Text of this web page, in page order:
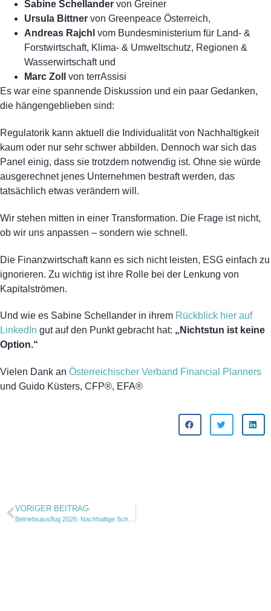
Sabine Schellander von Greiner
Ursula Bittner von Greenpeace Österreich,
Andreas Rajchl vom Bundesministerium für Land- &
Forstwirtschaft, Klima- & Umweltschutz, Regionen &
Wasserwirtschaft und
Marc Zoll
von terrAssisi
Es war eine spannende Diskussion und ein paar Gedanken,
die hängengeblieben sind:
Regulatorik kann aktuell die Individualität von Nachhaltigkeit
kaum oder nur sehr schwer abbilden. Dennoch war sich das
Panel einig, dass sie trotzdem notwendig ist. Ohne sie würde
ausgerechnet jenes Unternehmen bestraft werden, das
tatsächlich etwas verändern will.
Wir stehen mitten in einer Transformation. Die Frage ist nicht,
ob wir uns anpassen – sondern wie schnell.
Die Finanzwirtschaft kann es sich nicht leisten, ESG einfach zu
ignorieren. Zu wichtig ist ihre Rolle bei der Lenkung von
Kapitalströmen.
Und wie es Sabine Schellander in ihrem Rückblick hier auf
LinkedIn gut auf den Punkt gebracht hat: „Nichtstun ist keine
Option.“
Vielen Dank an Österreichischer Verband Financial Planners
und Guido Küsters, CFP®, EFA®
VORIGER BEITRAG